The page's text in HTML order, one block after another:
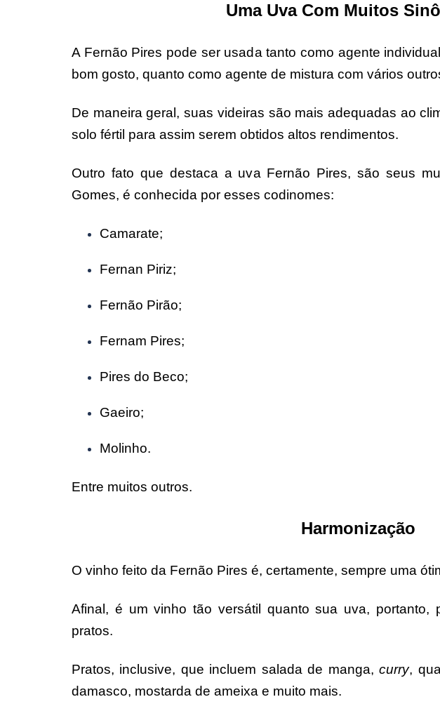
Uma Uva Com Muitos
A Fernão Pires pode ser usada tanto como agente
bom gosto, quanto como agente de mistura com vários
De maneira geral, suas videiras são mais adequadas ao
solo fértil para assim serem obtidos altos rendimentos.
Outro fato que destaca a uva Fernão Pires, são seus
Gomes, é conhecida por esses codinomes:
Camarate;
Fernan Piriz;
Fernão Pirão;
Fernam Pires;
Pires do Beco;
Gaeiro;
Molinho.
Entre muitos outros.
Harmonização
O vinho feito da Fernão Pires é, certamente, sempre uma
Afinal, é um vinho tão versátil quanto sua uva, portanto,
pratos.
Pratos, inclusive, que incluem salada de manga,curry,
damasco, mostarda de ameixa e muito mais.